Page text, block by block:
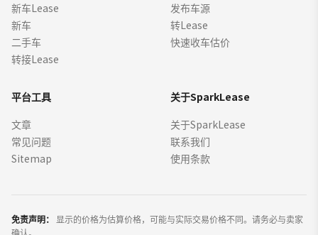
新车Lease
新车
二手车
转接Lease
发布车源
转Lease
快速收车估价
平台工具
文章
常见问题
Sitemap
关于SparkLease
关于SparkLease
联系我们
使用条款
免责声明：
显示的价格为估算价格，可能与实际交易价格不同。请务必与卖家
确认。